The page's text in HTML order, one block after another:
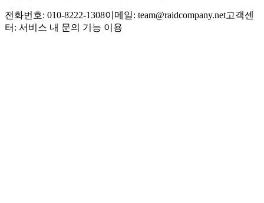
전화번호: 010-8222-1308이메일: team@raidcompany.net고객센
터: 서비스 내 문의 기능 이용